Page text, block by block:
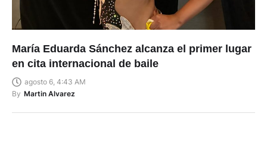
María Eduarda Sánchez alcanza el primer lugar
en cita internacional de baile
agosto 6, 4:43 AM
By Martin Alvarez